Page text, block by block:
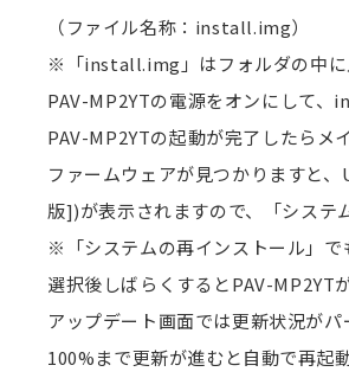
（ファイル名称：install.img）
※「install.img」はフォルダの中に
PAV-MP2YTの電源をオンにして
PAV-MP2YTの起動が完了したらメ
ファームウェアが見つかりますと
版])が表示されますので、「システ
※「システムの再インストール」で
選択後しばらくするとPAV-MP2YT
アップデート画面では更新状況がパ
100%まで更新が進むと自動で再起